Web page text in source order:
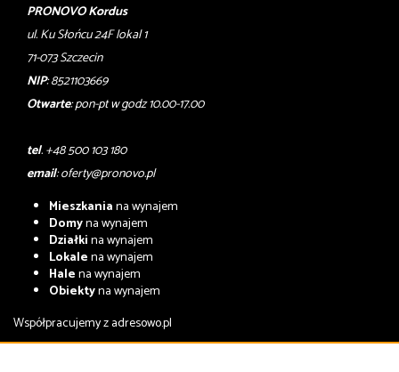
PRONOVO Kordus
ul. Ku Słońcu 24F lokal 1
71-073 Szczecin
NIP: 8521103669
Otwarte: pon-pt w godz 10.00-17.00
tel. +48 500 103 180
email:oferty@pronovo.pl
Mieszkaniana wynajem
Domyna wynajem
Działkina wynajem
Lokalena wynajem
Halena wynajem
Obiektyna wynajem
Współpracujemy zadresowo.pl